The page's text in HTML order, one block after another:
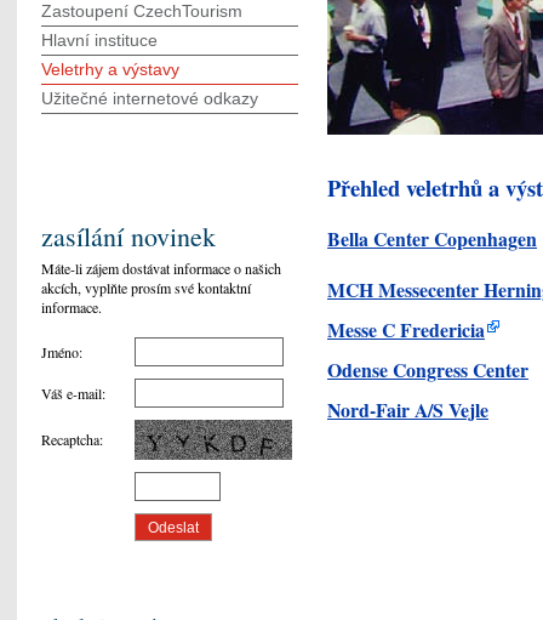
Přehled veletrhů a
Bella Center Copenhagen
MCH Messecenter
Messe C Fredericia
Odense Congress Center
Nord-Fair A/S Vejle
Zastoupení CzechTourism
Hlavní instituce
Veletrhy a výstavy
Užitečné internetové odkazy
zasílání novinek
Máte-li zájem dostávat informace o našich
akcích, vyplňte prosím své kontaktní
informace.
Jméno:
Váš e-mail:
Recaptcha: